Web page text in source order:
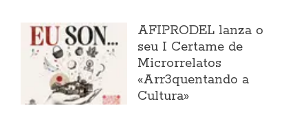
AFIPRODEL lanza o
seu I Certame de
Microrrelatos
«Arr3quentando a
Cultura»